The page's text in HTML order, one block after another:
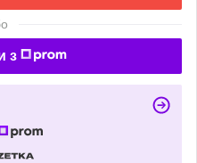
з